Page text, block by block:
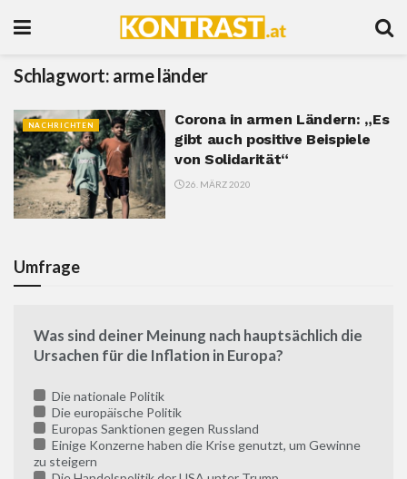
Schlagwort: arme länder
NACHRICHTEN
Corona in armen Ländern: „Es
gibt auch positive Beispiele
von Solidarität“
26. MÄRZ 2020
Umfrage
Was sind deiner Meinung nach hauptsächlich die
Ursachen für die Inflation in Europa?
Die nationale Politik
Die europäische Politik
Europas Sanktionen gegen Russland
Einige Konzerne haben die Krise genutzt, um Gewinne
zu steigern